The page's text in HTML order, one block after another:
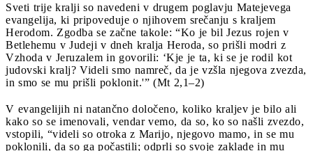
Sveti trije kralji so navedeni v drugem poglavju Matejevega
evangelija, ki pripoveduje o njihovem srečanju s kraljem
Herodom. Zgodba se začne takole: “Ko je bil Jezus rojen v
Betlehemu v Judeji v dneh kralja Heroda, so prišli modri z
Vzhoda v Jeruzalem in govorili: ‘Kje je ta, ki se je rodil kot
judovski kralj? Videli smo namreč, da je vzšla njegova zvezda,
in smo se mu prišli poklonit.'” (Mt 2,1–2)
V evangelijih ni natančno določeno, koliko kraljev je bilo ali
kako so se imenovali, vendar vemo, da so, ko so našli zvezdo,
vstopili, “videli so otroka z Marijo, njegovo mamo, in se mu
poklonili, da so ga počastili; odprli so svoje zaklade in mu